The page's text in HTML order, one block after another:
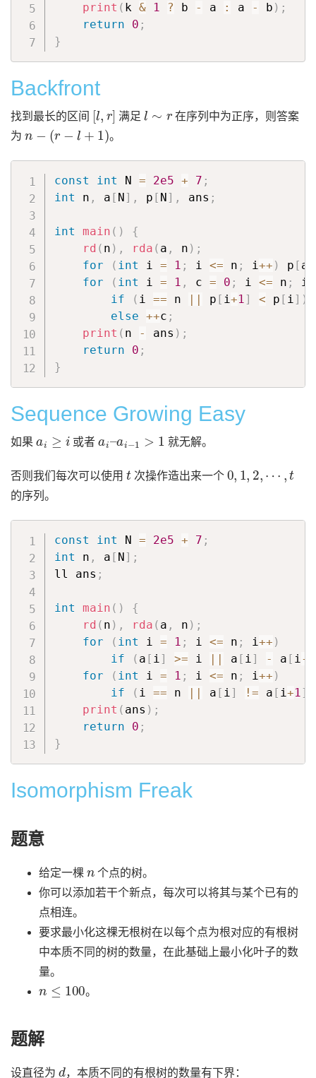
print ( k & 1 ? b - a : a - b ) ;
return
0 ;
}
Backfront
找到最长的区间
[l,
满足
l∼
在序列中为正序，则答案
为
− )
。
const int N = 2e5 + 7 ;
int n , a [ N] , p [ N] , ans ;
int main ( )
{
rd ( n ) , rda ( a , n ) ;
for
( int i = 1 ; i <= n ; i++ ) p [ a
for
( int i = 1 , c = 0 ; i <= n ; i
if
( i == n || p [ i+1] < p [ i] )
else ++c ;
print ( n - ans ) ;
return
0 ;
}
Sequence Growing Easy
如果
≥i
或者 就无解。
否则我们每次可以使用
t
次操作造出来一个
0 1 2,
的序列。
const int N = 2e5 + 7 ;
int n , a [ N] ;
ll ans ;
int main ( )
{
rd ( n ) , rda ( a , n ) ;
for
( int i = 1 ; i <= n ; i++ )
if
( a [ i] >= i || a [ i] - a [ i-
for
( int i = 1 ; i <= n ; i++ )
if
( i == n || a [ i] != a [ i+1]
print ( ans ) ;
return
0 ;
}
Isomorphism Freak
题意
给定一棵
个点的树。
你可以添加若干个新点，每次可以将其与某个已有的
点相连。
要求最小化这棵无根树在以每个点为根对应的有根树
中本质不同的树的数量，在此基础上最小化叶子的数
量。
100
。
题解
设直径为
d
，本质不同的有根树的数量有下界：